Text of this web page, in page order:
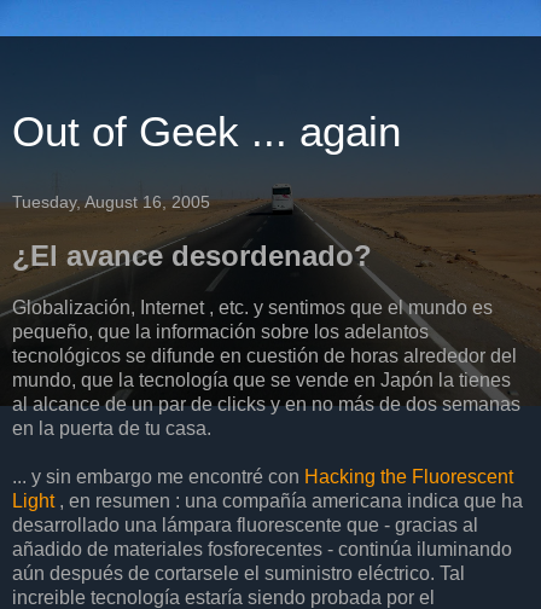
Out of Geek ... again
Tuesday, August 16, 2005
¿El avance desordenado?
Globalización, Internet , etc. y sentimos que el mundo es
pequeño, que la información sobre los adelantos
tecnológicos se difunde en cuestión de horas alrededor del
mundo, que la tecnología que se vende en Japón la tienes
al alcance de un par de clicks y en no más de dos semanas
en la puerta de tu casa.
... y sin embargo me encontré con Hacking the Fluorescent
Light, en resumen : una compañía americana indica que ha
desarrollado una lámpara fluorescente que - gracias al
añadido de materiales fosforecentes - continúa iluminando
aún después de cortarsele el suministro eléctrico. Tal
increible tecnología estaría siendo probada por el